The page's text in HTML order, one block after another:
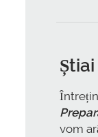
vom